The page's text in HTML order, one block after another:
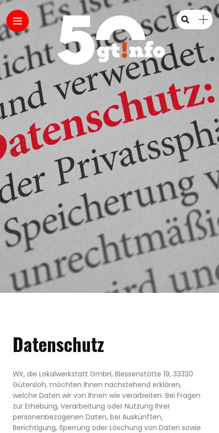
Datenschutz
Wir, die Lokalwerkstatt GmbH, Blessenstätte 19, 33330
Gütersloh, möchten Ihnen nachstehend erklären,
welche Daten wir von Ihnen wie verarbeiten. Bei Fragen
zur Erhebung, Verarbeitung oder Nutzung Ihrer
personenbezogenen Daten, bei Auskünften,
Berichtigung, Sperrung oder Löschung von Daten sowie